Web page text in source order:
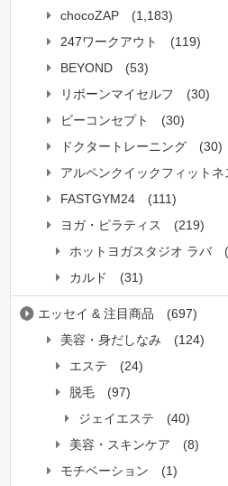
chocoZAP
(1,183)
247ワークアウト
(119)
BEYOND
(53)
リボーンマイセルフ
(30)
ビーコンセプト
(30)
ドクタートレーニング
(30)
アルペンクイックフィットネ
FASTGYM24
(111)
ヨガ・ピラティス
(219)
ホットヨガスタジオ ラバ
カルド
(31)
エッセイ & 注目商品
(697)
美容・身だしなみ
(124)
エステ
(24)
脱毛
(97)
ジェイエステ
(40)
美容・スキンケア
(8)
モチベーション
(1)